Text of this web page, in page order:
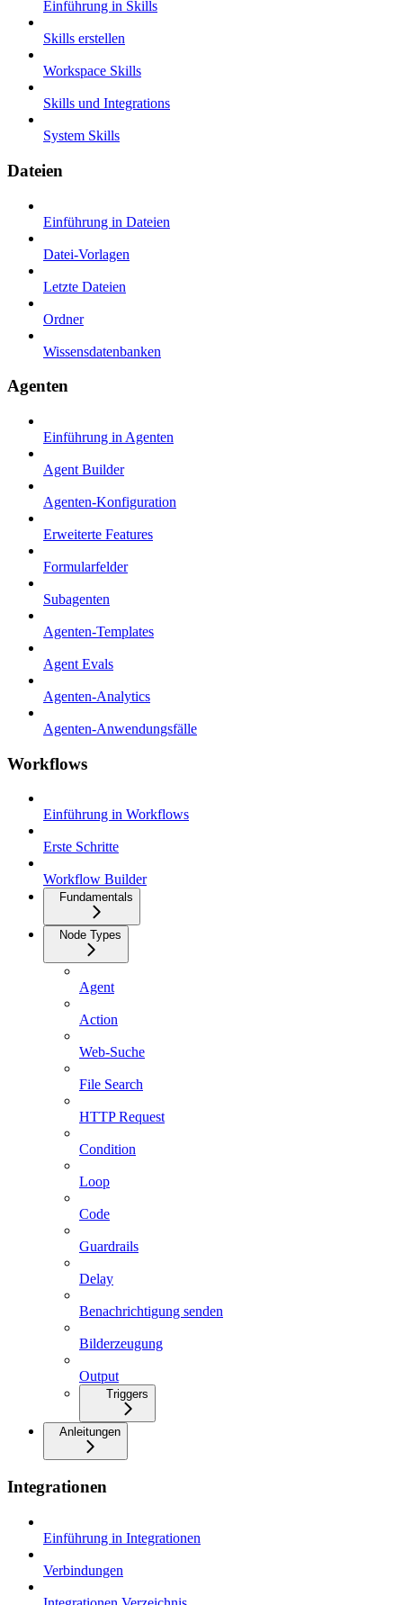
Einführung in Skills
Skills erstellen
Workspace Skills
Skills und Integrations
System Skills
Dateien
Einführung in Dateien
Datei-Vorlagen
Letzte Dateien
Ordner
Wissensdatenbanken
Agenten
Einführung in Agenten
Agent Builder
Agenten-Konfiguration
Erweiterte Features
Formularfelder
Subagenten
Agenten-Templates
Agent Evals
Agenten-Analytics
Agenten-Anwendungsfälle
Workflows
Einführung in Workflows
Erste Schritte
Workflow Builder
Fundamentals
Node Types
Agent
Action
Web-Suche
File Search
HTTP Request
Condition
Loop
Code
Guardrails
Delay
Benachrichtigung senden
Bilderzeugung
Output
Triggers
Anleitungen
Integrationen
Einführung in Integrationen
Verbindungen